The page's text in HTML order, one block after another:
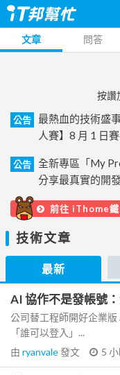
文章 問答
按讚
公告
最熱血的技術盛
人賽】8 月 1 日
公告
全新專區「My
分享最真實的開
前往 iThome鐵
技術文章
最新
AI 協作不是發帳號
公司替工程師開好企業
「誰可以登入」...
由 ryanvale發文 5